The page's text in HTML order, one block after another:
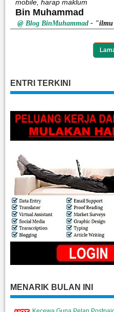
mobile, harap maklum
Bin Muhammad
@ Blog BinMuhammad - "ilmu
ENTRI TERKINI
MENARIK BULAN INI